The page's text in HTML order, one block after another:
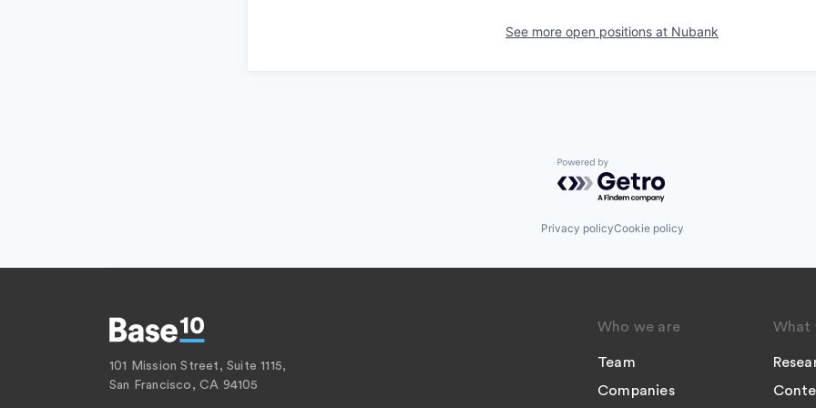
See more open positions at Nubank
Powered by Getro.com
Privacy policyCookie policy
101 Mission Street, Suite 1115,
San Francisco, CA 94105
Who we are
Team
Companies
What